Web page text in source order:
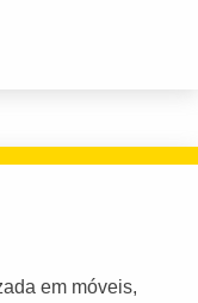
em móveis,